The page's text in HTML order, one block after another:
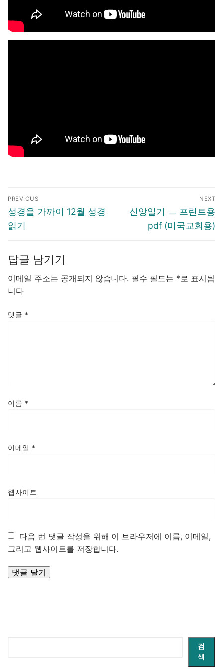
글
탐
색
PREVIOUS
Previous
post:
성경을 가까이 12월 성경
읽기
NEXT
Next
신앙일기 ㅡ 프린트용
pdf (미국교회용)
답글 남기기
이메일 주소는 공개되지 않습니다. 필수 필드는 * 로 표시됩
니다
댓글 *
이름 *
이메일 *
웹사이트
다음 번 댓글 작성을 위해 이 브라우저에 이름, 이메일,
그리고 웹사이트를 저장합니다.
검
색